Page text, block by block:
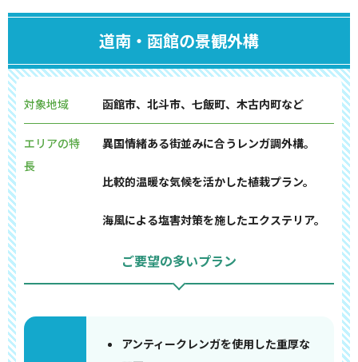
道南・函館の景観外構
対象地域 函館市、北斗市、七飯町、木古内町など
エリアの特
長
異国情緒ある街並みに合うレンガ調外構。
比較的温暖な気候を活かした植栽プラン。
海風による塩害対策を施したエクステリア。
ご要望の多いプラン
アンティークレンガを使用した重厚な